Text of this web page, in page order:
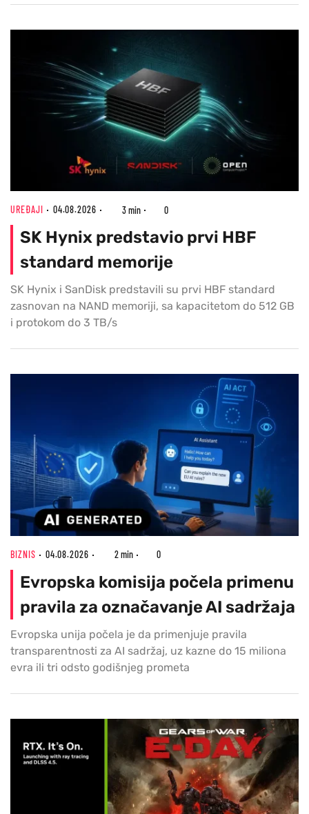
UREĐAJI 04.08.2026 3 min 0
SK Hynix predstavio prvi HBF
standard memorije
SK Hynix i SanDisk predstavili su prvi HBF standard
zasnovan na NAND memoriji, sa kapacitetom do 512 GB
i protokom do 3 TB/s
BIZNIS 04.08.2026 2 min 0
Evropska komisija počela primenu
pravila za označavanje AI sadržaja
Evropska unija počela je da primenjuje pravila
transparentnosti za AI sadržaj, uz kazne do 15 miliona
evra ili tri odsto godišnjeg prometa